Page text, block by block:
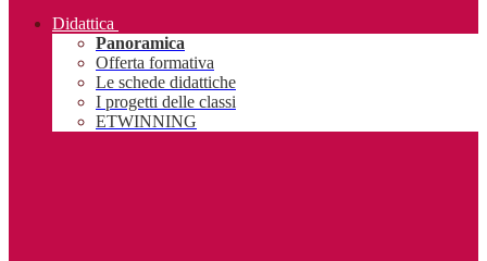
Didattica
Panoramica
Offerta formativa
Le schede didattiche
I progetti delle classi
ETWINNING